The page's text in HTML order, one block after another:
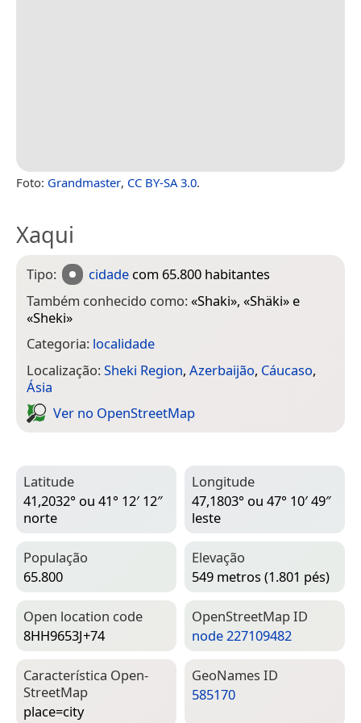
Foto: Grandmaster, CC BY-SA 3.0.
Xaqui
Tipo: cidade com 65.800 habitantes
Também conhecido como:«Shaki», «Shäki» e
«Sheki»
Categoria: localidade
Localização:Sheki Region, Azerbaijão, Cáucaso,
Ásia
Ver no Open­Street­Map
Latitude
41,2032° ou 41° 12′ 12″
norte
Longitude
47,1803° ou 47° 10′ 49″
leste
População
65.800
Elevação
549 metros (1.801 pés)
Open location code
8HH9653J+74
Open­Street­Map ID
node 227109482
Característica Open­
Street­Map
place=­city
Geo­Names ID
585170